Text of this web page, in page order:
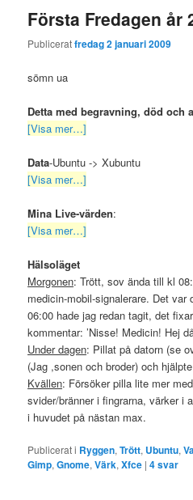
Första Fredagen år
Publiceratfredag 2 januari 2009
sömn ua
Detta med begravning, död och
[Visa mer…]
Data-Ubuntu -> Xubuntu
[Visa mer…]
Mina Live-värden:
[Visa mer…]
Hälsoläget
Morgonen: Trött, sov ända till kl
medicin-mobil-signalerare. Det
06:00 hade jag redan tagit, det
kommentar: ’Nisse! Medicin! Hej
Under dagen: Pillat på datorn (se
(Jag ,sonen och broder) och
Kvällen: Försöker pilla lite mer
svider/bränner i fingrarna, värker i
i huvudet på nästan max.
Publicerat i Ryggen,Trött, Ubuntu,
Gimp,Gnome,Värk,Xfce |4svar